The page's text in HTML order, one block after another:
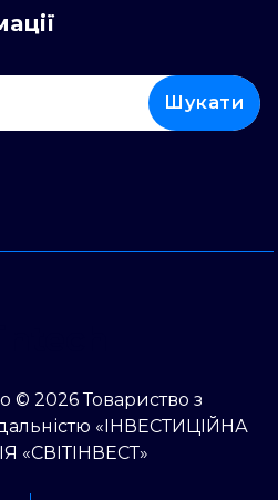
© 2026 Товариство з
«ІНВЕСТИЦІЙНА
«СВІТІНВЕСТ»